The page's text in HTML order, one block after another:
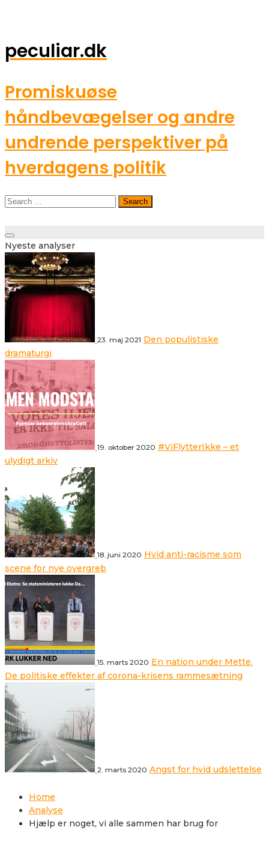
peculiar.dk
Promiskuøse
håndbevægelser og andre
undrende perspektiver på
hverdagens politik
Search
Toggle
navigation
Nyeste analyser
23. maj 2021 Den populistiske
dramaturgi
19. oktober 2020 #ViFlytterIkke – et
ulydigt arkiv
18. juni 2020 Hvid anti-racisme som
scene for nye overgreb
15. marts 2020 En nation under Mette.
De politiske effekter af corona-krisens rammesætning
2. marts 2020 Angst for hvid udslettelse
Home
Analyse
Hjælp er noget, vi alle sammen har brug for